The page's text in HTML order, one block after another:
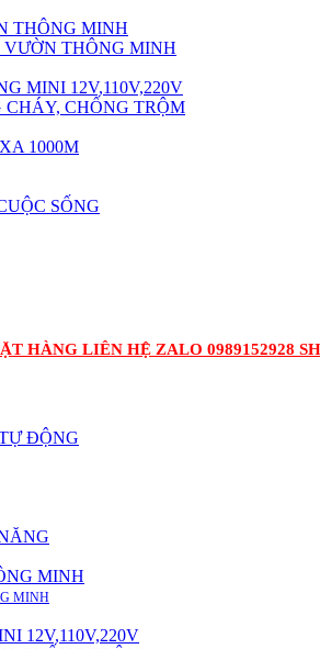
THÔNG MINH
THÔNG MINH
MINI 12V,110V,220V
CHỐNG TRỘM
1000M
SỐNG
LIÊN HỆ ZALO 0989152928 SHIP
ĐỘNG
MINH
MINH
12V,110V,220V